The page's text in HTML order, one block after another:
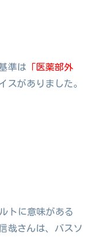
準は 「医薬部外
スがありました。
トに意味がある
哉さんは、バスソ